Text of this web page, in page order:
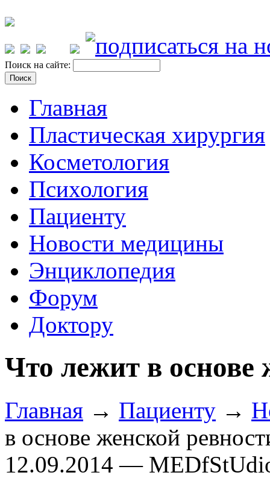
Поиск на сайте:
Главная
Пластическая хирургия
Косметология
Психология
Пациенту
Новости медицины
Энциклопедия
Форум
Доктору
Что лежит в основе
Главная → Пациенту →
в основе женской
12.09.2014 —